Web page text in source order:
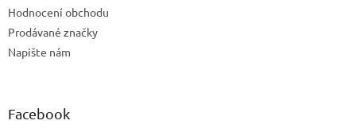
Hodnocení obchodu
Prodávané značky
Napište nám
Facebook